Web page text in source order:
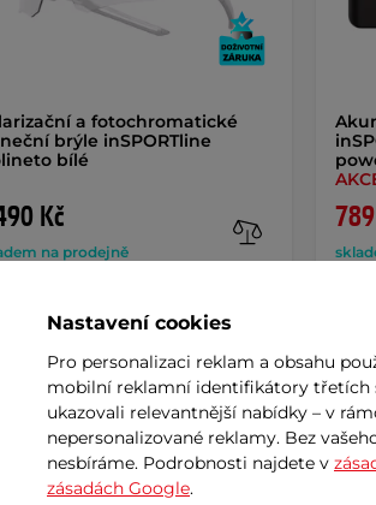
a fotochromatické
brýle inSPORTline
bílé
Kč
na prodejně
+ Přidat do košíku
Nastavení cookies
Pro personalizaci reklam a obsahu
mobilní reklamní identifikátory třetích
ukazovali relevantnější nabídky – v
nepersonalizované reklamy. Bez
nesbíráme. Podrobnosti najdete v
zásadách Google.